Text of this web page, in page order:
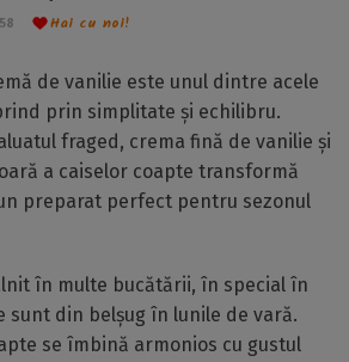
Hai cu noi!
de vanilie este unul dintre acele
prin simplitate și echilibru.
fraged, crema fină de vanilie și
a caiselor coapte transformă
preparat perfect pentru sezonul
în multe bucătării, în special în
sunt din belșug în lunile de vară.
se îmbină armonios cu gustul